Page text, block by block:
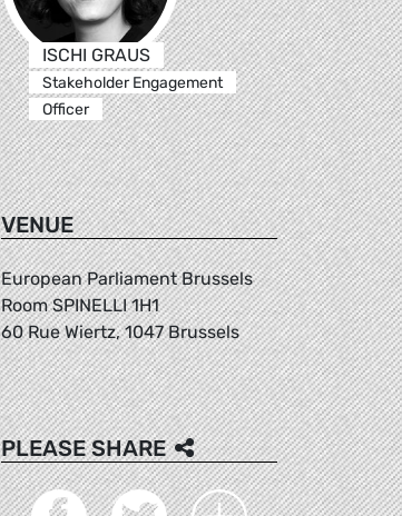
ISCHI GRAUS
Stakeholder Engagement
Officer
VENUE
European Parliament Brussels
Room SPINELLI 1H1
60 Rue Wiertz, 1047 Brussels
PLEASE SHARE